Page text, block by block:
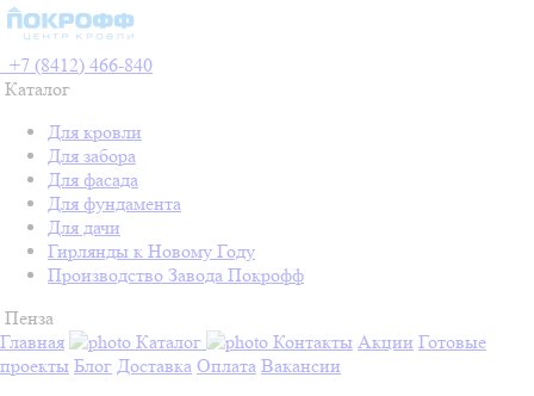
+7 (8412) 466-840
Каталог
Для кровли
Для забора
Для фасада
Для фундамента
Для дачи
Гирлянды к Новому Году
Производство Завода Покрофф
Пенза
Главная
Каталог Контакты Акции Готовые
проекты Блог Доставка Оплата Вакансии